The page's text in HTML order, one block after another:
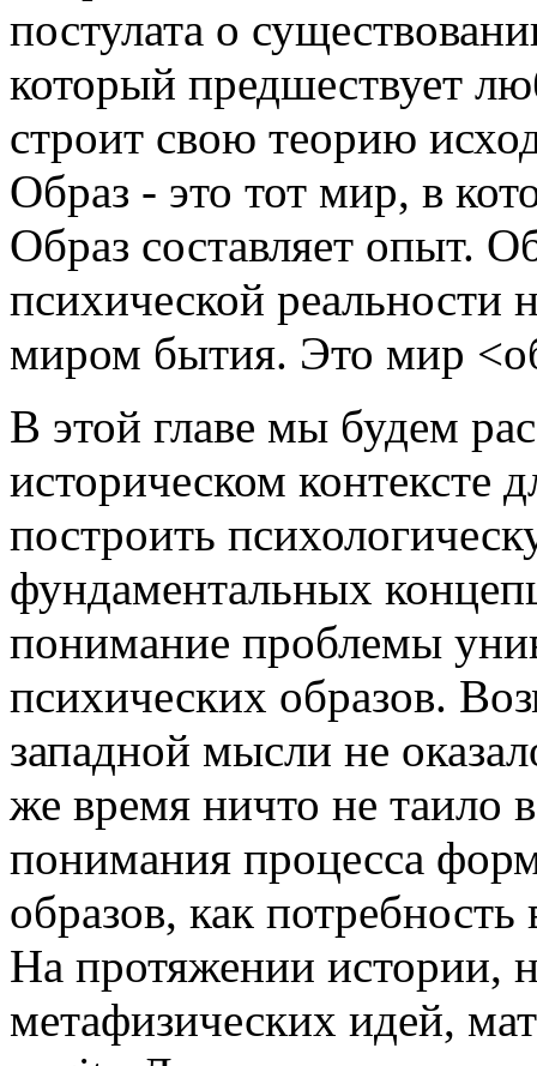
постулата о
который предшествует
строит свою теорию
Образ - это тот мир, в
Образ составляет опыт.
психической реальности
миром бытия. Это мир
В этой главе мы будем
историческом контексте
построить
фундаментальных
понимание проблемы
психических образов.
западной мысли не
же время ничто не таило
понимания процесса
образов, как
На протяжении истории,
метафизических идей,